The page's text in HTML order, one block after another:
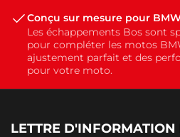
Conçu sur mesure pour
Les échappements Bos sont
pour compléter les motos
ajustement parfait et des
pour votre moto.
LETTRE D'INFORMATION